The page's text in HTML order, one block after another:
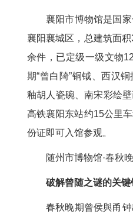
襄阳市博物馆是国
襄阳襄城区，总建筑面
余件，已定级一级文物
期“曾白陭”铜钺、西汉
釉胡人瓷碗、南宋彩绘
高铁襄阳东站约15公里
份证即可入馆参观。
随州市博物馆·春秋
破解曾随之谜的关键
春秋晚期曾侯與甬